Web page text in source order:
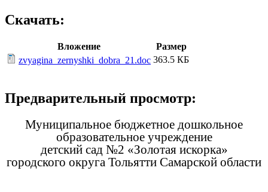
Скачать:
Вложение
Размер
zvyagina_zernyshki_dobra_21.doc 363.5 КБ
Предварительный просмотр:
Муниципальное бюджетное дошкольное
образовательное учреждение
детский сад №2 «Золотая искорка»
городского округа Тольятти Самарской области